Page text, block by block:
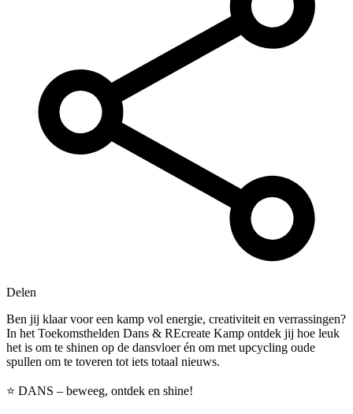
Delen
Ben jij klaar voor een kamp vol energie, creativiteit en verrassingen?
In het Toekomsthelden Dans & REcreate Kamp ontdek jij hoe leuk
het is om te shinen op de dansvloer én om met upcycling oude
spullen om te toveren tot iets totaal nieuws.
⭐ DANS – beweeg, ontdek en shine!